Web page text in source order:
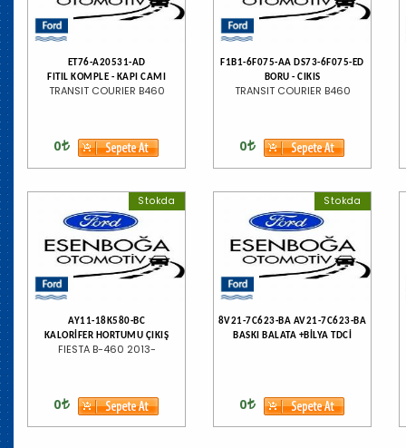
ET76-A20531-AD
FITIL KOMPLE - KAPI CAMI
TRANSIT COURIER B460
0
F1B1-6F075-AA DS73-6F075-ED
BORU - CIKIS
TRANSIT COURIER B460
0
Stokda
AY11-18K580-BC
KALORİFER HORTUMU ÇIKIŞ
FIESTA B-460 2013-
0
Stokda
8V21-7C623-BA AV21-7C623-BA
BASKI BALATA +BİLYA TDCİ
0